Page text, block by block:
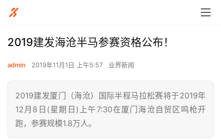
2019建发海沧半马参赛资格公布！
admin 2019年11月1日 上午5:57 业界新闻
2019建发厦门（海沧）国际半程马拉松赛将于2019年
12月8日(星期日)上午7:30在厦门海沧自贸区鸣枪开
跑，参赛规模1.8万人。